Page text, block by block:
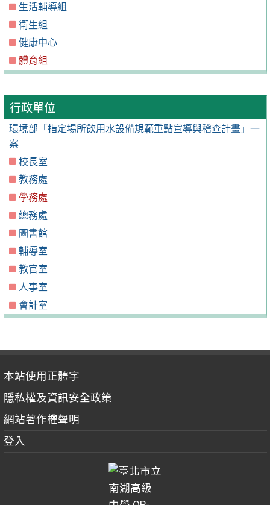
生活輔導組
衛生組
健康中心
體育組
行政單位
環境部「指定場所飲用水設備規範重點宣導與稽查計畫」一
案
校長室
教務處
學務處
總務處
圖書館
輔導室
教官室
人事室
會計室
本站使用正體字
隱私權及資訊安全政策
網站著作權聲明
登入